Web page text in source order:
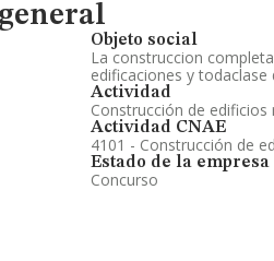
Objeto social
La construccion
edificaciones y todaclase
Actividad
Construcción de edificios
Actividad CNAE
4101 - Construcción de
Estado de la empresa
Concurso